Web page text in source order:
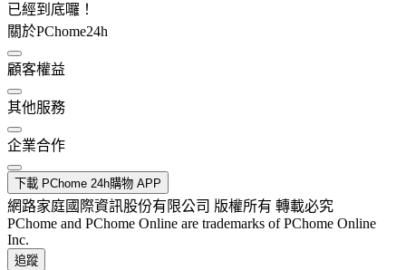
已經到底囉！
關於PChome24h
顧客權益
其他服務
企業合作
下載 PChome 24h購物 APP
網路家庭國際資訊股份有限公司 版權所有 轉載必究
PChome and PChome Online are trademarks of PChome Online
Inc.
追蹤